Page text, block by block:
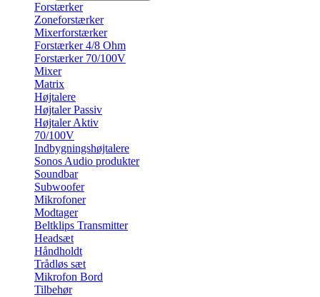
Forstærker
Zoneforstærker
Mixerforstærker
Forstærker 4/8 Ohm
Forstærker 70/100V
Mixer
Matrix
Højtalere
Højtaler Passiv
Højtaler Aktiv
70/100V
Indbygningshøjtalere
Sonos Audio produkter
Soundbar
Subwoofer
Mikrofoner
Modtager
Beltklips Transmitter
Headsæt
Håndholdt
Trådløs sæt
Mikrofon Bord
Tilbehør